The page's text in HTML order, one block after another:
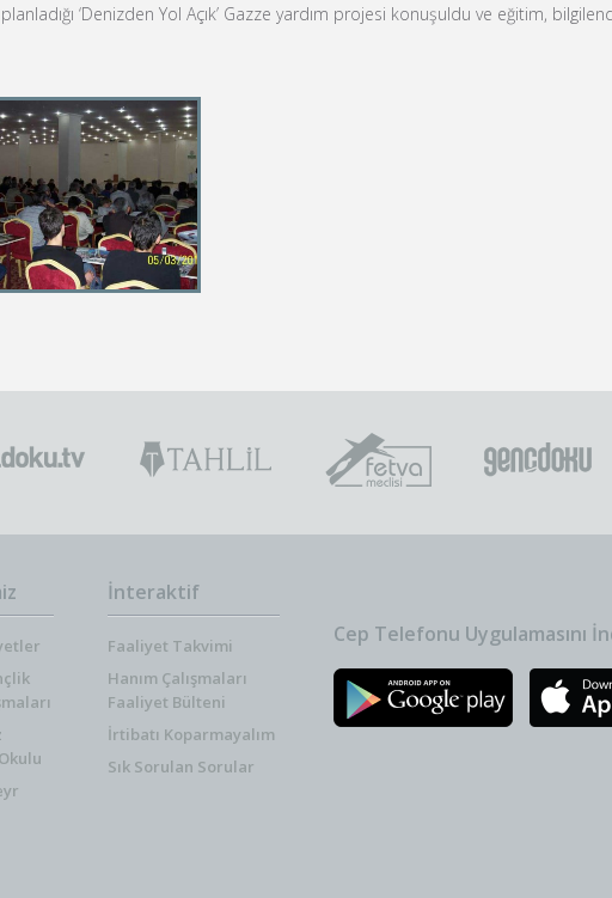
‘Denizden Yol Açık’ Gazze yardım projesi konuşuldu ve eğitim,
İnteraktif
Faaliyet Takvimi
Hanım Çalışmaları
Faaliyet Bülteni
İrtibatı Koparmayalım
Sık Sorulan Sorular
Cep Telefonu Uygulamasını